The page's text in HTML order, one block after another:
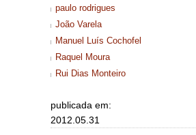
paulo rodrigues
João Varela
Manuel Luís Cochofel
Raquel Moura
Rui Dias Monteiro
publicada em:
2012.05.31